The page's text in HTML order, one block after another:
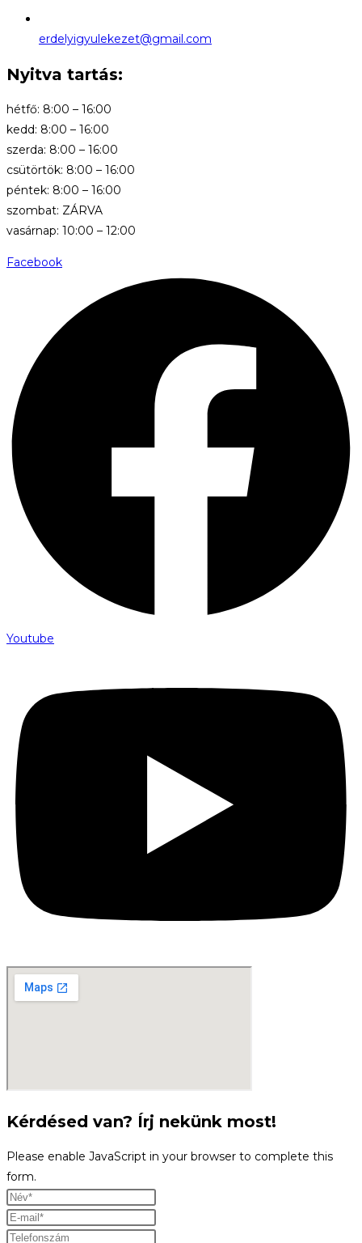
erdelyigyulekezet@gmail.com
Nyitva tartás:
hétfő: 8:00 – 16:00
kedd: 8:00 – 16:00
szerda: 8:00 – 16:00
csütörtök: 8:00 – 16:00
péntek: 8:00 – 16:00
szombat: ZÁRVA
vasárnap: 10:00 – 12:00
Facebook
Youtube
Kérdésed van? Írj nekünk most!
Please enable JavaScript in your browser to complete this
form.